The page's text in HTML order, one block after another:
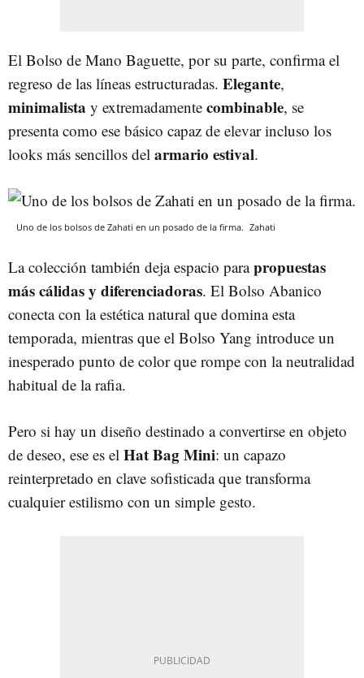
El Bolso de Mano Baguette, por su parte, confirma el
regreso de las líneas estructuradas. Elegante,
minimalista y extremadamente combinable, se
presenta como ese básico capaz de elevar incluso los
looks más sencillos del armario estival.
Uno de los bolsos de Zahati en un posado de la firma. Zahati
La colección también deja espacio parapropuestas
más cálidas y diferenciadoras. El Bolso Abanico
conecta con la estética natural que domina esta
temporada, mientras que el Bolso Yang introduce un
inesperado punto de color que rompe con la neutralidad
habitual de la rafia.
Pero si hay un diseño destinado a convertirse en objeto
de deseo, ese es el Hat Bag Mini: un capazo
reinterpretado en clave sofisticada que transforma
cualquier estilismo con un simple gesto.